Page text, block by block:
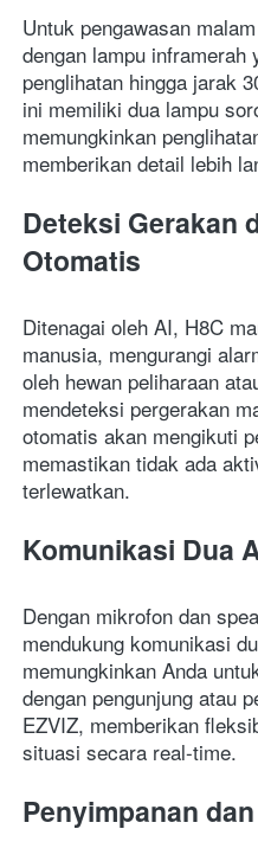
Untuk pengawasan
dengan lampu inframerah
penglihatan hingga jarak
ini memiliki dua lampu
memungkinkan
memberikan detail lebih
Deteksi Gerakan
Otomatis
Ditenagai oleh AI, H8C
manusia, mengurangi
oleh hewan peliharaan
mendeteksi pergerakan
otomatis akan mengikuti
memastikan tidak ada
terlewatkan.
Komunikasi Dua
Dengan mikrofon dan
mendukung komunikasi
memungkinkan Anda
dengan pengunjung atau
EZVIZ, memberikan
situasi secara real-time.
Penyimpanan